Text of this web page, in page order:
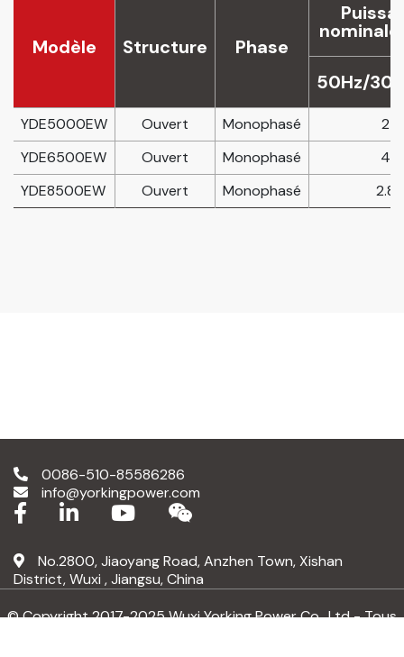
Modèle Structure Phase
nominale
50Hz/
YDE5000EW Ouvert Monophasé
2
YDE6500EW
Ouvert Monophasé
4
YDE8500EW
Ouvert Monophasé 2.8
0086-510-85586286
info@yorkingpower.com
No.2800, Jiaoyang Road, Anzhen Town, Xishan
District, Wuxi , Jiangsu, China
© Copyright 2017-2025 Wuxi Yorking Power Co., Ltd - Tous